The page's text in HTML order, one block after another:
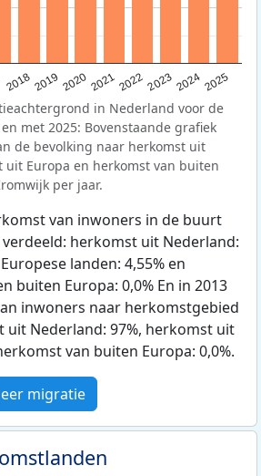
20182019 202020212022202320242025
in Nederland voor de
met 2025: Bovenstaande grafiek
de bevolking naar herkomst uit
uit Europa en herkomst van buiten
per jaar.
van inwoners in de buurt
herkomst uit Nederland:
landen: 4,55% en
buiten Europa: 0,0% En in 2013
inwoners naar herkomstgebied
uit Nederland: 97%, herkomst uit
van buiten Europa: 0,0%.
migratie